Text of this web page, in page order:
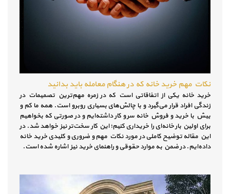
نکات مهم خرید خانه که در هنگام معامله باید بدانید
خرید خانه یکی از اتفاقاتی است که در زمره مهم‌ترین تصمیمات در
زندگی افراد قرار می‌گیرد و با چالش‌های بسیاری روبرو است. همه ما کم و
بیش با خرید و فروش خانه سر و کار داشته‌ایم و در صورتی که بخواهیم
برای اولین بار خانه‌ای را خریداری کنیم؛ این کار سخت‌تر نیز خواهد شد. در
این مقاله توضیح کاملی در مورد نکات مهم و ضروری و کلیدی خرید خانه
داده‌ایم. در ضمن به موارد حقوقی و راهنمای خرید نیز اشاره شده است.